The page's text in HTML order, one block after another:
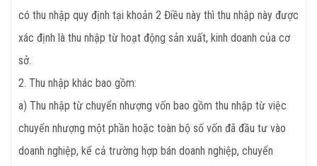
có thu nhập quy định tại khoản 2 Điều này thì thu nhập này được
xác định là thu nhập từ hoạt động sản xuất, kinh doanh của cơ
sở.
2. Thu nhập khác bao gồm:
a) Thu nhập từ chuyển nhượng vốn bao gồm thu nhập từ việc
chuyển nhượng một phần hoặc toàn bộ số vốn đã đầu tư vào
doanh nghiệp, kể cả trường hợp bán doanh nghiệp, chuyển